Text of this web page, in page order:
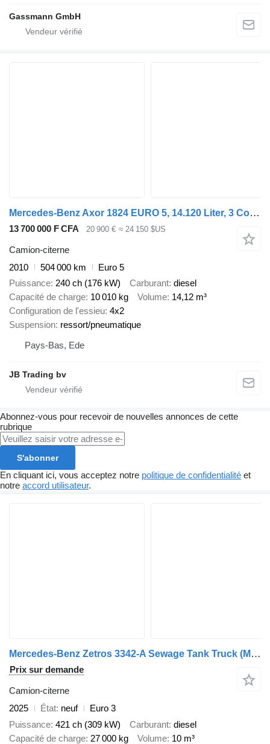
Gassmann GmbH
Mercedes-Benz Axor 1824 EURO 5, 14.120 Liter, 3 Comp, Manual, Fuel
13 700 000 F CFA 20 900 € ≈ 24 150 $US
Camion-citerne
2010
504 000 km
Euro 5
Puissance 240 ch (176 kW) Carburant diesel
Capacité de charge 10 010 kg Volume 14,12 m³
Configuration de l'essieu 4x2
Suspension ressort/pneumatique
Pays-Bas, Ede
JB Trading bv
Abonnez-vous pour recevoir de nouvelles annonces de cette
rubrique
S'abonner
En cliquant ici, vous acceptez notre politique de confidentialité et
notre accord utilisateur.
Mercedes-Benz Zetros 3342-A Sewage Tank Truck (ME5381)
Prix sur demande
Camion-citerne
2025
État neuf
Euro 3
Puissance 421 ch (309 kW) Carburant diesel
Capacité de charge 27 000 kg Volume 10 m³